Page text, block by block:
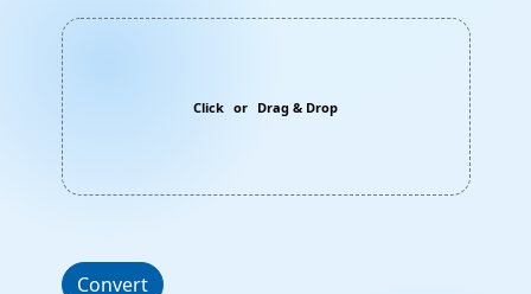
Click or Drag & Drop
Convert